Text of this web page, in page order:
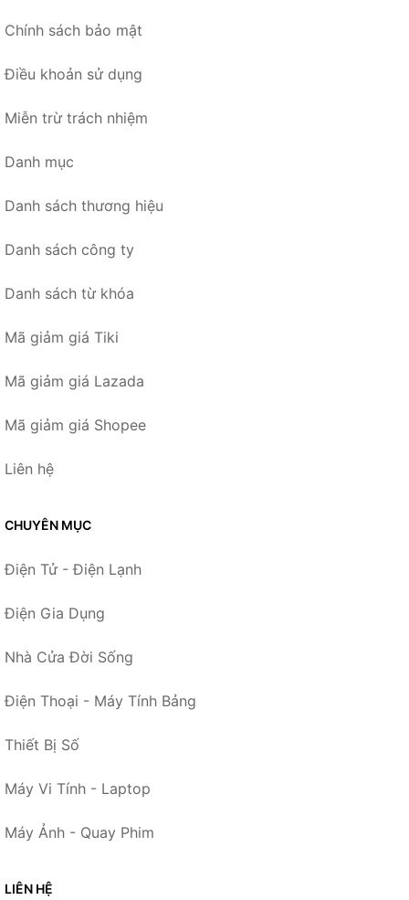
Chính sách bảo mật
Điều khoản sử dụng
Miễn trừ trách nhiệm
Danh mục
Danh sách thương hiệu
Danh sách công ty
Danh sách từ khóa
Mã giảm giá Tiki
Mã giảm giá Lazada
Mã giảm giá Shopee
Liên hệ
CHUYÊN MỤC
Điện Tử - Điện Lạnh
Điện Gia Dụng
Nhà Cửa Đời Sống
Điện Thoại - Máy Tính Bảng
Thiết Bị Số
Máy Vi Tính - Laptop
Máy Ảnh - Quay Phim
LIÊN HỆ